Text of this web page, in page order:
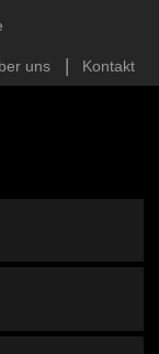
uns Kontakt